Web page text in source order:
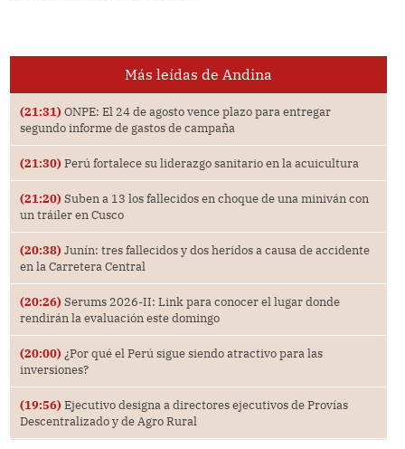
Más leídas de Andina
(21:31) ONPE: El 24 de agosto vence plazo para entregar
segundo informe de gastos de campaña
(21:30) Perú fortalece su liderazgo sanitario en la acuicultura
(21:20) Suben a 13 los fallecidos en choque de una miniván con
un tráiler en Cusco
(20:38) Junín: tres fallecidos y dos heridos a causa de accidente
en la Carretera Central
(20:26) Serums 2026-II: Link para conocer el lugar donde
rendirán la evaluación este domingo
(20:00) ¿Por qué el Perú sigue siendo atractivo para las
inversiones?
(19:56) Ejecutivo designa a directores ejecutivos de Provías
Descentralizado y de Agro Rural